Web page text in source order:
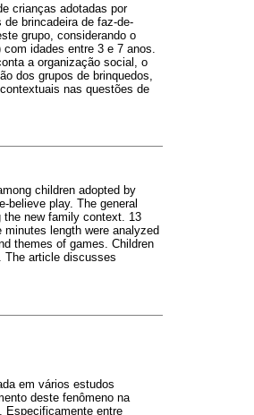
crianças adotadas por
brincadeira de faz-de-
grupo, considerando o
idades entre 3 e 7 anos.
a organização social, o
dos grupos de brinquedos,
nas questões de
children adopted by
believe play. The general
the new family context. 13
length were analyzed
themes of games. Children
The article discusses
em vários estudos
deste fenômeno na
Especificamente entre